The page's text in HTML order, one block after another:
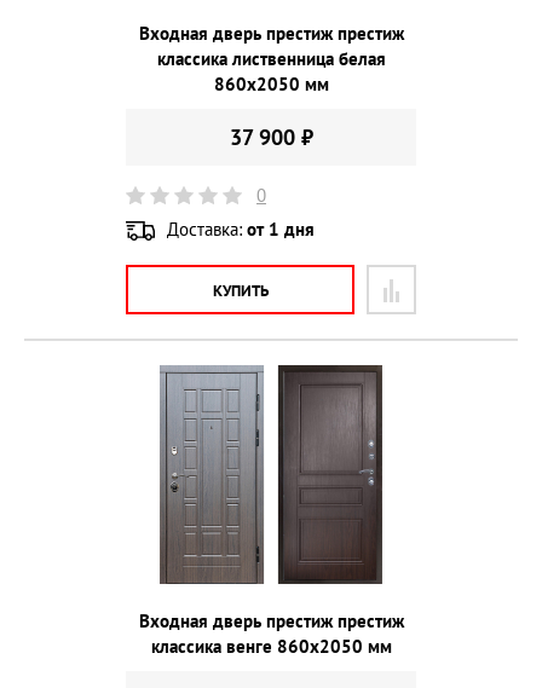
Входная дверь престиж престиж
классика лиственница белая
860х2050 мм
37 900 ₽
0
Доставка: от 1 дня
КУПИТЬ
Входная дверь престиж престиж
классика венге 860х2050 мм